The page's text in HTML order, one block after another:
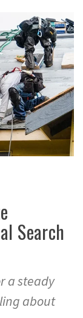
Search
a steady
about